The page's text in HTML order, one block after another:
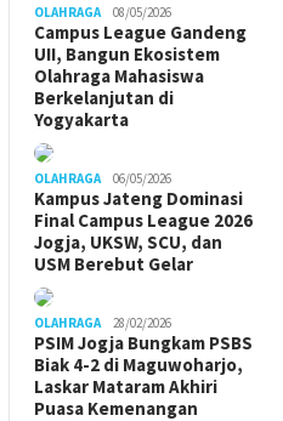
OLAHRAGA 08/05/2026
Campus League Gandeng
UII, Bangun Ekosistem
Olahraga Mahasiswa
Berkelanjutan di
Yogyakarta
OLAHRAGA 06/05/2026
Kampus Jateng Dominasi
Final Campus League 2026
Jogja, UKSW, SCU, dan
USM Berebut Gelar
OLAHRAGA 28/02/2026
PSIM Jogja Bungkam PSBS
Biak 4-2 di Maguwoharjo,
Laskar Mataram Akhiri
Puasa Kemenangan